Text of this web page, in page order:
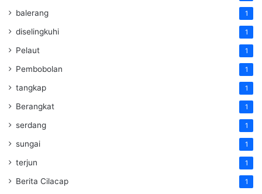
balerang 1
diselingkuhi 1
Pelaut 1
Pembobolan 1
tangkap 1
Berangkat 1
serdang 1
sungai 1
terjun 1
Berita Cilacap 1